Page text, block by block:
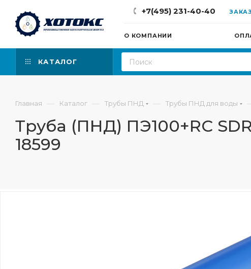
+7(495) 231-40-40
О КОМПАНИИ
КАТАЛОГ
Главная — Каталог — Трубы ПНД — Трубы ПНД для воды
Труба (ПНД) ПЭ100+RC
18599